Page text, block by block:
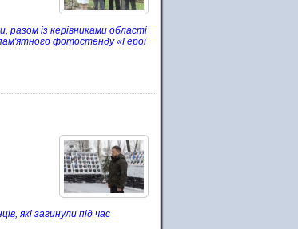
разом із керівниками області
пам'ятного фотостенду «Герої
які загинули під час